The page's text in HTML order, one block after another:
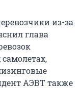
из-за
глава
АЭВТ также